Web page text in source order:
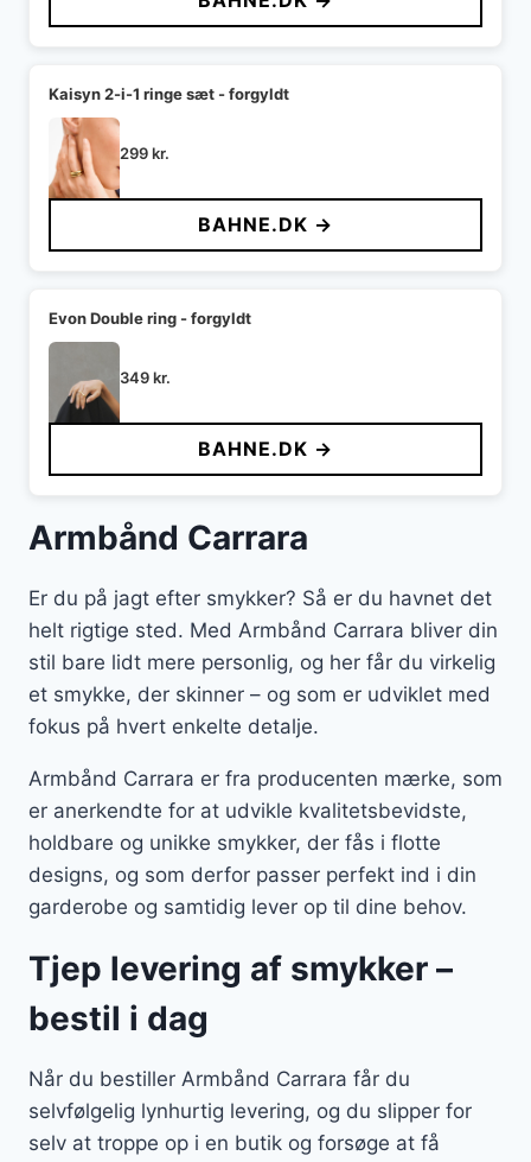
Kaisyn 2-i-1 ringe sæt - forgyldt
299kr.
BAHNE.DK →
Evon Double ring - forgyldt
349kr.
BAHNE.DK →
Armbånd Carrara
Er du på jagt efter smykker? Så er du havnet det
helt rigtige sted. Med Armbånd Carrara bliver din
stil bare lidt mere personlig, og her får du virkelig
et smykke, der skinner – og som er udviklet med
fokus på hvert enkelte detalje.
Armbånd Carrara er fra producenten mærke, som
er anerkendte for at udvikle kvalitetsbevidste,
holdbare og unikke smykker, der fås i flotte
designs, og som derfor passer perfekt ind i din
garderobe og samtidig lever op til dine behov.
Tjep levering af smykker –
bestil i dag
Når du bestiller Armbånd Carrara får du
selvfølgelig lynhurtig levering, og du slipper for
selv at troppe op i en butik og forsøge at få